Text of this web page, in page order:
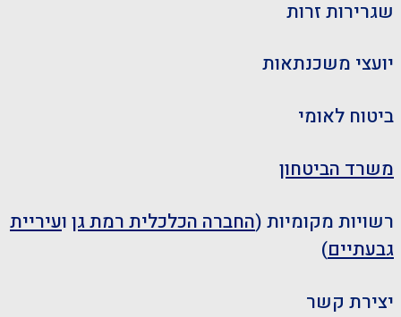
שגרירות זרות
יועצי משכנתאות
ביטוח לאומי
משרד הביטחון
רשויות מקומיות (החברה הכלכלית רמת גןועיריית
גבעתיים)
יצירת קשר